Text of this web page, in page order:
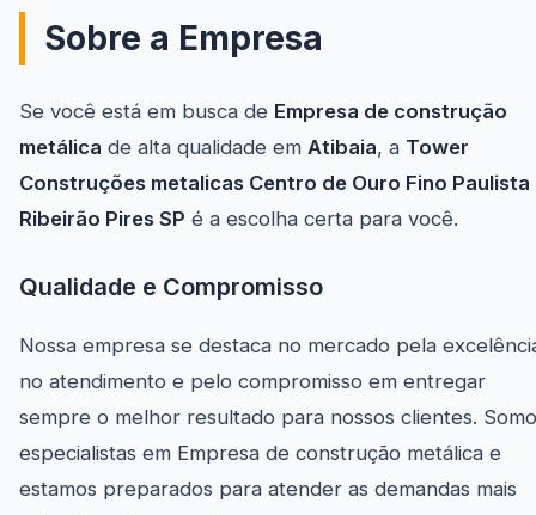
Sobre a Empresa
Se você está em busca de Empresa de construção
metálica de alta qualidade em Atibaia, a Tower
Construções metalicas Centro de Ouro Fino Paulista
Ribeirão Pires SP é a escolha certa para você.
Qualidade e Compromisso
Nossa empresa se destaca no mercado pela
no atendimento e pelo compromisso em entregar
sempre o melhor resultado para nossos clientes.
especialistas em Empresa de construção metálica e
estamos preparados para atender as demandas mais